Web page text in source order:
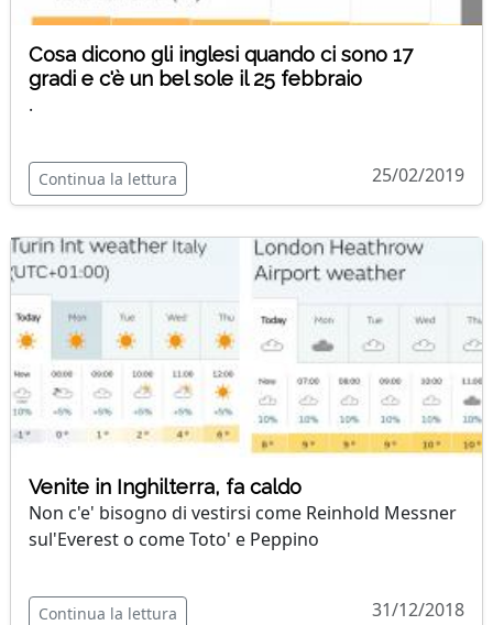
Cosa dicono gli inglesi quando ci sono 17
gradi e c'è un bel sole il 25 febbraio
.
Continua la lettura 25/02/2019
Venite in Inghilterra, fa caldo
Non c'e' bisogno di vestirsi come Reinhold Messner
sul'Everest o come Toto' e Peppino
Continua la lettura 31/12/2018